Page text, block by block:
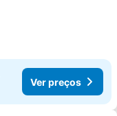
Ver preços